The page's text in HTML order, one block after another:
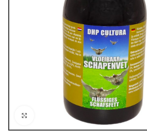
Click to enlarge